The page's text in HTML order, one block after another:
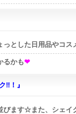
とした日用品やコ
るかも❤
‼！』
びます☆また、シェイ